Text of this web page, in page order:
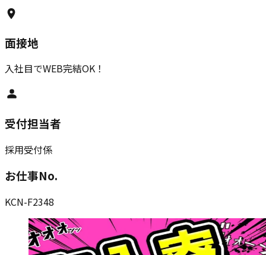
面接地
入社目でWEB完結OK！
受付担当者
採用受付係
お仕事No.
KCN-F2348